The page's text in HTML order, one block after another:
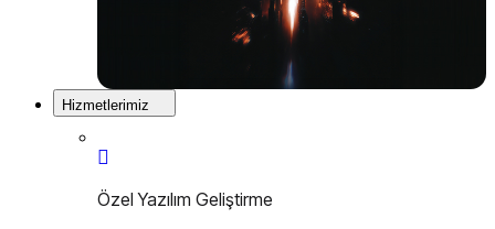
Hizmetlerimiz
Özel Yazılım Geliştirme